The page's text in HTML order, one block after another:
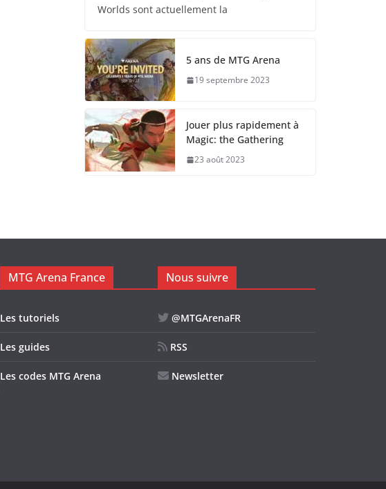
Worlds sont actuellement la
5 ans de MTG Arena
19 septembre 2023
Jouer plus rapidement à
Magic: the Gathering
23 août 2023
MTG Arena France
Les tutoriels
Les guides
Les codes MTG Arena
Nous suivre
@MTGArenaFR
RSS
Newsletter